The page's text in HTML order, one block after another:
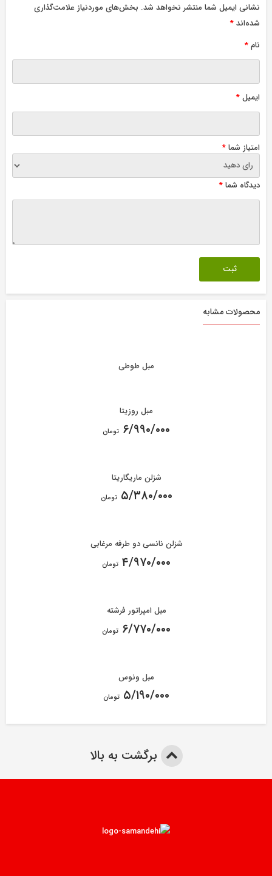
نشانی ایمیل شما منتشر نخواهد شد. بخش‌های موردنیاز علامت‌گذاری
شده‌اند*
نام*
ایمیل*
امتیاز شما*
دیدگاه شما*
محصولات مشابه
مبل طوطی
مبل روزیتا
۶/۹۹۰/۰۰۰ تومان
شزلن ماریگاریتا
۵/۳۸۰/۰۰۰ تومان
شزلن نانسی دو طرفه مرغابی
۴/۹۷۰/۰۰۰ تومان
مبل امپراتور فرشته
۶/۷۷۰/۰۰۰ تومان
مبل ونوس
۵/۱۹۰/۰۰۰ تومان
برگشت به بالا